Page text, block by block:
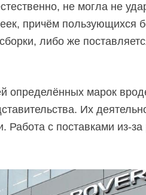
не могла не
причём пользующихся
либо же
определённых марок
Их
Работа с поставками из-